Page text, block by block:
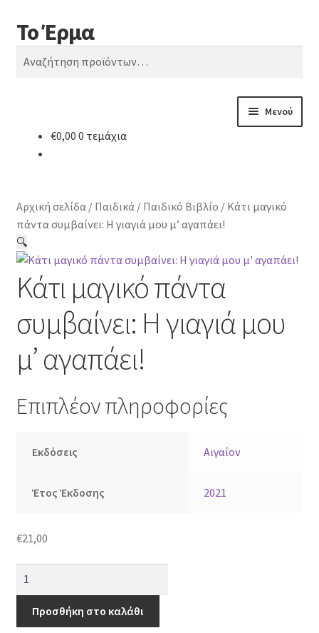
Απευθείας
μετάβαση
στην
Μετάβαση
σε
περιεχόμενο
Το Έρμα
Αναζήτηση
Αναζήτηση
Μενού
Κατηγορίες Βιβλίων
Συχνές Ερωτήσεις
Επικοινωνία
€0,00 0 τεμάχια
Αρχική σελίδα/ Παιδικά/ Παιδικό Βιβλίο / Κάτι μαγικό
πάντα συμβαίνει: Η γιαγιά μου μ’ αγαπάει!
🔍
Κάτι μαγικό πάντα
συμβαίνει: Η γιαγιά μου
μ’ αγαπάει!
Επιπλέον πληροφορίες
Εκδόσεις Αιγαίον
Έτος Έκδοσης 2021
€21,00
πάντα
συμβαίνει:
Προσθήκη στο καλάθι